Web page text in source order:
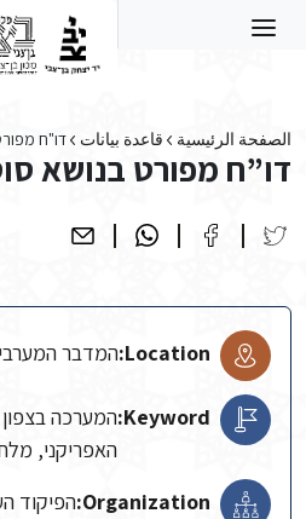
الصفحة الرئيسية قاعدة بيانات דו"ח מפורט
דו”ח מפורט בנושא
Location: המדבר
Keyword: המערכה
האפריקני,
Organization: הפיקוד